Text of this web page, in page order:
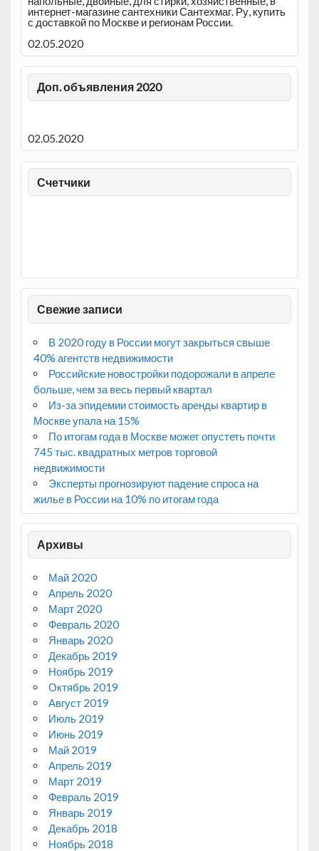
интернет-магазине сантехники Сантехмаг. Ру, купить
с доставкой по Москве и регионам России.
02.05.2020
Доп. объявления 2020
02.05.2020
Счетчики
Свежие записи
В 2020 году в России могут закрыться свыше
40% агентств недвижимости
Российские новостройки подорожали в апреле
больше, чем за весь первый квартал
Из-за эпидемии стоимость аренды квартир в
Москве упала на 15%
По итогам года в Москве может опустеть почти
745 тыс. квадратных метров торговой
недвижимости
Эксперты прогнозируют падение спроса на
жилье в России на 10% по итогам года
Архивы
Май 2020
Апрель 2020
Март 2020
Февраль 2020
Январь 2020
Декабрь 2019
Ноябрь 2019
Октябрь 2019
Август 2019
Июль 2019
Июнь 2019
Май 2019
Апрель 2019
Март 2019
Февраль 2019
Январь 2019
Декабрь 2018
Ноябрь 2018